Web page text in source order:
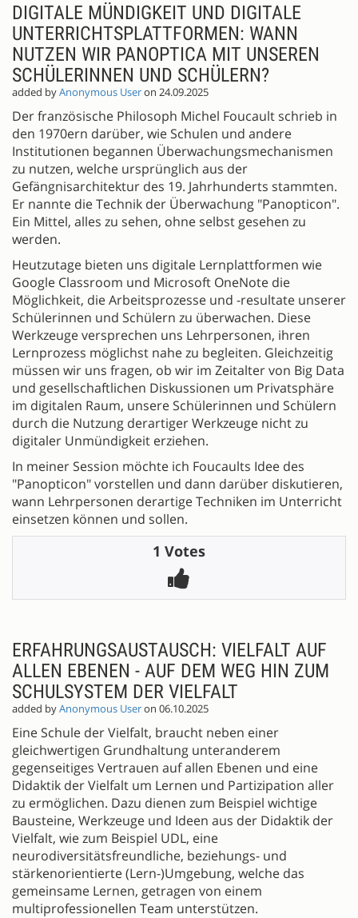
DIGITALE MÜNDIGKEIT UND DIGITALE
UNTERRICHTSPLATTFORMEN: WANN
NUTZEN WIR PANOPTICA MIT UNSEREN
SCHÜLERINNEN UND SCHÜLERN?
added byAnonymous Useron 24.09.2025
Der französische Philosoph Michel Foucault schrieb in
den 1970ern darüber, wie Schulen und andere
Institutionen begannen Überwachungsmechanismen
zu nutzen, welche ursprünglich aus der
Gefängnisarchitektur des 19. Jahrhunderts stammten.
Er nannte die Technik der Überwachung "Panopticon".
Ein Mittel, alles zu sehen, ohne selbst gesehen zu
werden.
Heutzutage bieten uns digitale Lernplattformen wie
Google Classroom und Microsoft OneNote die
Möglichkeit, die Arbeitsprozesse und -resultate unserer
Schülerinnen und Schülern zu überwachen. Diese
Werkzeuge versprechen uns Lehrpersonen, ihren
Lernprozess möglichst nahe zu begleiten. Gleichzeitig
müssen wir uns fragen, ob wir im Zeitalter von Big Data
und gesellschaftlichen Diskussionen um Privatsphäre
im digitalen Raum, unsere Schülerinnen und Schülern
durch die Nutzung derartiger Werkzeuge nicht zu
digitaler Unmündigkeit erziehen.
In meiner Session möchte ich Foucaults Idee des
"Panopticon" vorstellen und dann darüber diskutieren,
wann Lehrpersonen derartige Techniken im Unterricht
einsetzen können und sollen.
1 Votes
ERFAHRUNGSAUSTAUSCH: VIELFALT AUF
ALLEN EBENEN - AUF DEM WEG HIN ZUM
SCHULSYSTEM DER VIELFALT
added byAnonymous Useron 06.10.2025
Eine Schule der Vielfalt, braucht neben einer
gleichwertigen Grundhaltung unteranderem
gegenseitiges Vertrauen auf allen Ebenen und eine
Didaktik der Vielfalt um Lernen und Partizipation aller
zu ermöglichen. Dazu dienen zum Beispiel wichtige
Bausteine, Werkzeuge und Ideen aus der Didaktik der
Vielfalt, wie zum Beispiel UDL, eine
neurodiversitätsfreundliche, beziehungs- und
stärkenorientierte (Lern-)Umgebung, welche das
gemeinsame Lernen, getragen von einem
multiprofessionellen Team unterstützen.